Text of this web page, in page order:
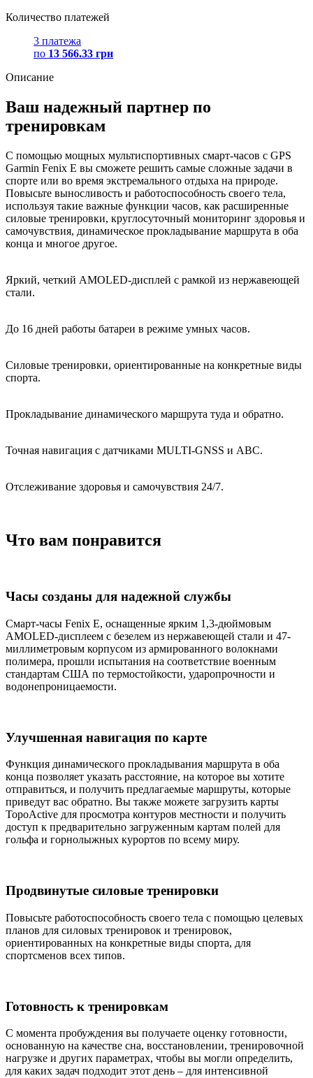
Количество платежей
3 платежа
по 13 566.33 грн
Описание
Ваш надежный партнер по
тренировкам
С помощью мощных мультиспортивных смарт-часов с GPS
Garmin Fenix E вы сможете решить самые сложные задачи в
спорте или во время экстремального отдыха на природе.
Повысьте выносливость и работоспособность своего тела,
используя такие важные функции часов, как расширенные
силовые тренировки, круглосуточный мониторинг здоровья и
самочувствия, динамическое прокладывание маршрута в оба
конца и многое другое.
Яркий, четкий AMOLED-дисплей с рамкой из нержавеющей
стали.
До 16 дней работы батареи в режиме умных часов.
Силовые тренировки, ориентированные на конкретные виды
спорта.
Прокладывание динамического маршрута туда и обратно.
Точная навигация с датчиками MULTI-GNSS и ABC.
Отслеживание здоровья и самочувствия 24/7.
Что вам понравится
Часы созданы для надежной службы
Смарт-часы Fenix E, оснащенные ярким 1,3-дюймовым
AMOLED-дисплеем с безелем из нержавеющей стали и 47-
миллиметровым корпусом из армированного волокнами
полимера, прошли испытания на соответствие военным
стандартам США по термостойкости, ударопрочности и
водонепроницаемости.
Улучшенная навигация по карте
Функция динамического прокладывания маршрута в оба
конца позволяет указать расстояние, на которое вы хотите
отправиться, и получить предлагаемые маршруты, которые
приведут вас обратно. Вы также можете загрузить карты
TopoActive для просмотра контуров местности и получить
доступ к предварительно загруженным картам полей для
гольфа и горнолыжных курортов по всему миру.
Продвинутые силовые тренировки
Повысьте работоспособность своего тела с помощью целевых
планов для силовых тренировок и тренировок,
ориентированных на конкретные виды спорта, для
спортсменов всех типов.
Готовность к тренировкам
С момента пробуждения вы получаете оценку готовности,
основанную на качестве сна, восстановлении, тренировочной
нагрузке и других параметрах, чтобы вы могли определить,
для каких задач подходит этот день – для интенсивной